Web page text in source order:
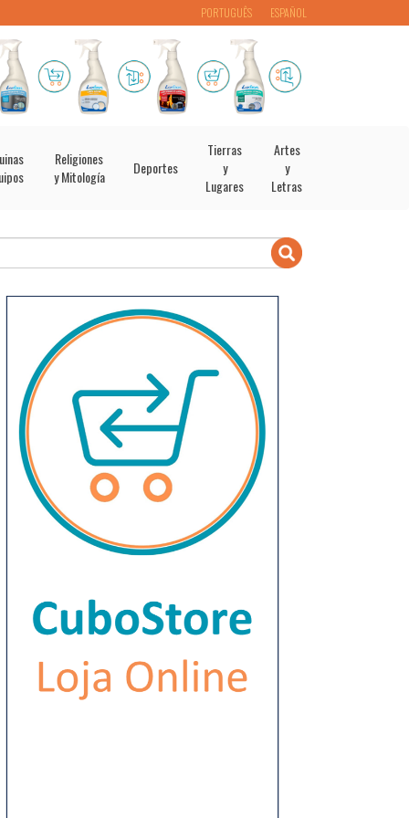
PORTUGUÊS ESPAÑOL
Religiones
y Mitología
Deportes
Tierras
y
Lugares
Artes
y
Letras